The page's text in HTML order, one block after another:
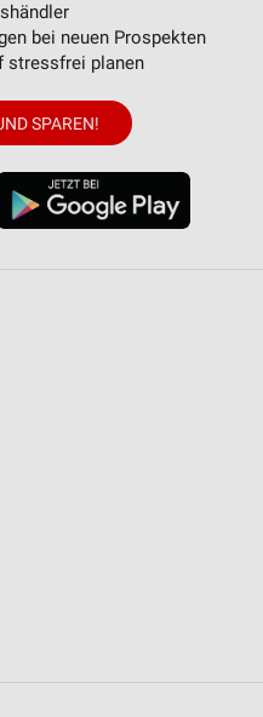
bei neuen Prospekten
stressfrei planen
SPAREN!